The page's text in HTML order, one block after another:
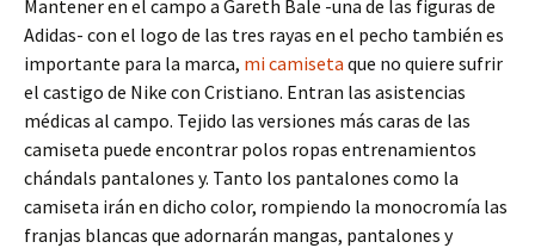
Mantener en el campo a Gareth Bale -una de las figuras de
Adidas- con el logo de las tres rayas en el pecho también es
importante para la marca, mi camiseta que no quiere sufrir
el castigo de Nike con Cristiano. Entran las asistencias
médicas al campo. Tejido las versiones más caras de las
camiseta puede encontrar polos ropas entrenamientos
chándals pantalones y. Tanto los pantalones como la
camiseta irán en dicho color, rompiendo la monocromía las
franjas blancas que adornarán mangas, pantalones y